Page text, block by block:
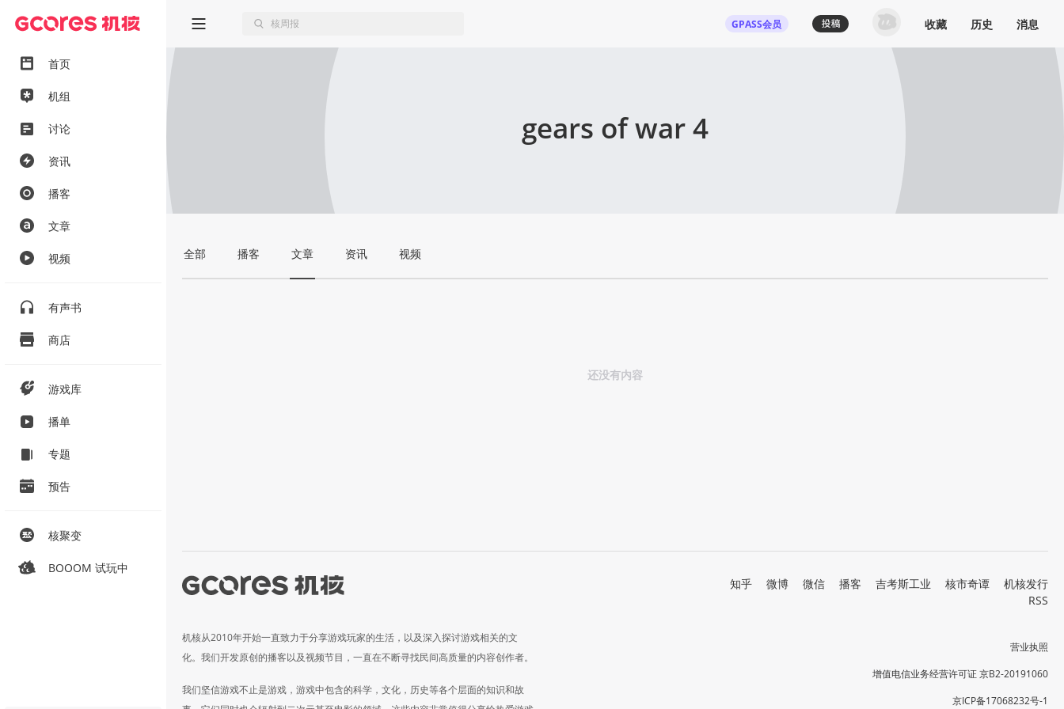
首页
机组
讨论
资讯
播客
文章
视频
有声书
商店
游戏库
播单
专题
预告
核聚变
BOOOM 试玩中
GPASS会员 收藏 历史 消息
gears of war 4
全部 播客 文章 资讯 视频
还没有内容
机核从2010年开始一直致力于分享游戏玩家的生活，以及深入探讨游戏相关的文
化。我们开发原创的播客以及视频节目，一直在不断寻找民间高质量的内容创作者。
我们坚信游戏不止是游戏，游戏中包含的科学，文化，历史等各个层面的知识和故
知乎 微博 微信 播客 吉考斯工业 核市奇谭
机核发行
RSS
营业执照
增值电信业务经营许可证 京B2-20191060
京ICP备17068232号-1